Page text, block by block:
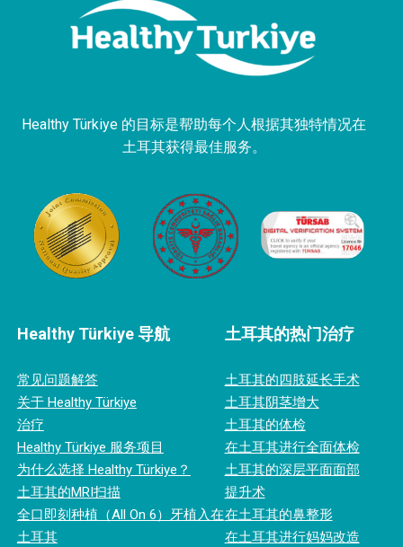
Healthy Türkiye 的目标是帮助每个人根据其独特情况在
土耳其获得最佳服务。
Healthy Türkiye 导航
常见问题解答
关于 Healthy Türkiye
治疗
Healthy Türkiye 服务项目
为什么选择 Healthy Türkiye？
土耳其的MRI扫描
全口即刻种植（All On 6）牙植入在
土耳其
土耳其的热门治疗
土耳其的四肢延长手术
土耳其阴茎增大
土耳其的体检
在土耳其进行全面体检
土耳其的深层平面面部
提升术
在土耳其的鼻整形
在土耳其进行妈妈改造